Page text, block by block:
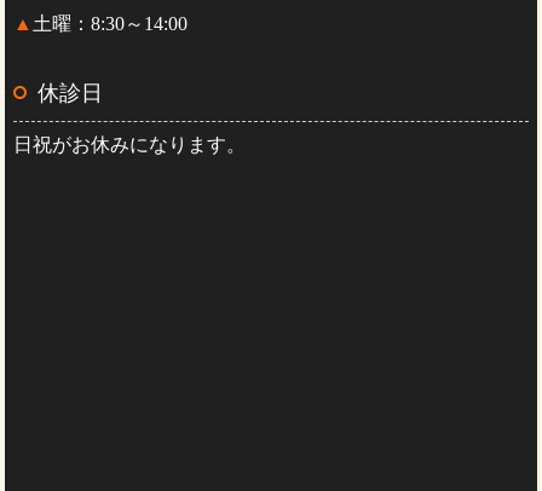
▲ 土曜：8:30～14:00
休診日
日祝がお休みになります。